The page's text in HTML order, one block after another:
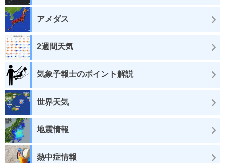
アメダス
2週間天気
気象予報士のポイント解説
世界天気
地震情報
熱中症情報